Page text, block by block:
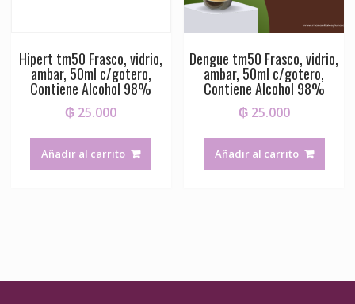
Hipert tm50 Frasco, vidrio,
ambar, 50ml c/gotero,
Contiene Alcohol 98%
₲ 25.000
Añadir al carrito
Dengue tm50 Frasco, vidrio,
ambar, 50ml c/gotero,
Contiene Alcohol 98%
₲25.000
Añadir al carrito